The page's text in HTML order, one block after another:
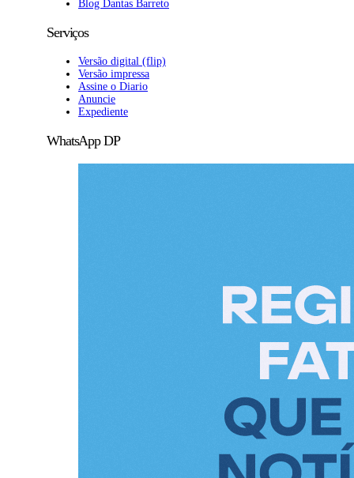
Blog Dantas Barreto
Serviços
Versão digital (flip)
Versão impressa
Assine o Diario
Anuncie
Expediente
WhatsApp DP